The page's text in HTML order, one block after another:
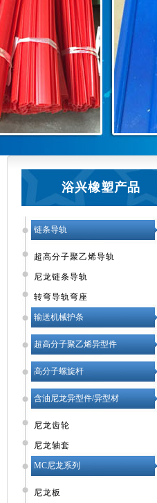
浴兴橡塑产品
链条导轨
超高分子聚乙烯导轨
尼龙链条导轨
转弯导轨弯座
输送机械护条
超高分子聚乙烯异型件
高分子螺旋杆
含油尼龙异型件/异型材
尼龙齿轮
尼龙轴套
MC尼龙系列
尼龙板